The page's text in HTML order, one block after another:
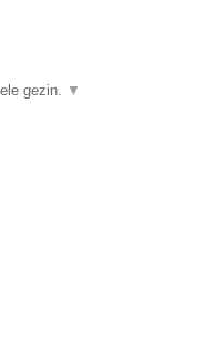
gezin. ▼